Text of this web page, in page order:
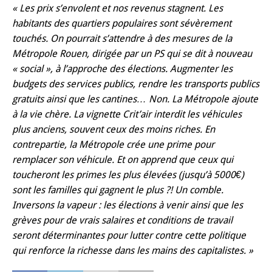
« Les prix s’envolent et nos revenus stagnent. Les
habitants des quartiers populaires sont sévèrement
touchés. On pourrait s’attendre à des mesures de la
Métropole Rouen, dirigée par un PS qui se dit à nouveau
« social », à l’approche des élections. Augmenter les
budgets des services publics, rendre les transports publics
gratuits ainsi que les cantines… Non. La Métropole ajoute
à la vie chère. La vignette Crit’air interdit les véhicules
plus anciens, souvent ceux des moins riches. En
contrepartie, la Métropole crée une prime pour
remplacer son véhicule. Et on apprend que ceux qui
toucheront les primes les plus élevées (jusqu’à 5000€)
sont les familles qui gagnent le plus ?! Un comble.
Inversons la vapeur : les élections à venir ainsi que les
grèves pour de vrais salaires et conditions de travail
seront déterminantes pour lutter contre cette politique
qui renforce la richesse dans les mains des capitalistes. »